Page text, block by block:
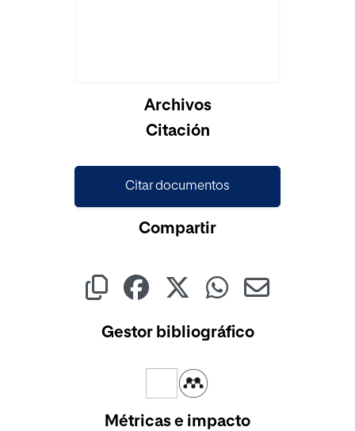
Archivos
Citación
Citar documentos
Compartir
Gestor bibliográfico
Métricas e impacto